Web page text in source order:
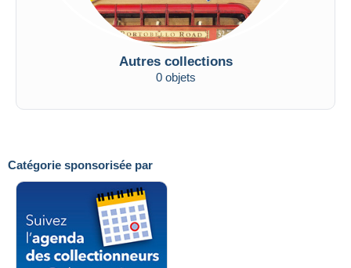
Catégorie sponsorisée par
Autres collections
0 objets